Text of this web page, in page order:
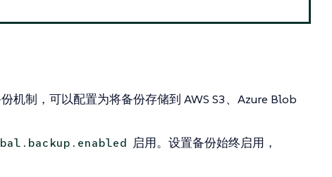
机制，可以配置为将备份存储到 AWS S3、Azure Blob
启用。设置备份始终启用，